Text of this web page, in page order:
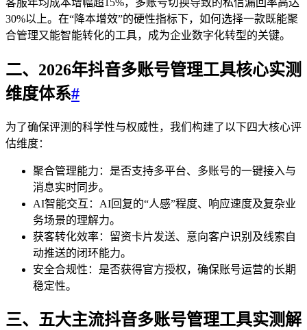
30%以上。在“降本增效”的硬性指标下，如何选择一款既能聚
合管理又能智能转化的工具，成为企业数字化转型的关键。
二、2026年抖音多账号管理工具核心实测
维度体系#
为了确保评测的科学性与权威性，我们构建了以下四大核心评
估维度：
聚合管理能力：是否支持多平台、多账号的一键接入与
消息实时同步。
AI智能交互：AI回复的“人感”程度、响应速度及复杂业
务场景的理解力。
获客转化效率：留资卡片发送、意向客户识别及线索自
动推送的闭环能力。
安全合规性：是否获得官方授权，确保账号运营的长期
稳定性。
三、五大主流抖音多账号管理工具实测解